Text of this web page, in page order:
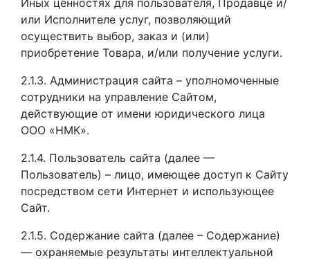
Иных ценностях для пользователя, Продавце и/
или Исполнителе услуг, позволяющий
осуществить выбор, заказ и (или)
приобретение Товара, и/или получение услуги.
2.1.3. Администрация сайта – уполномоченные
сотрудники на управление Сайтом,
действующие от имени юридического лица
ООО «НМК».
2.1.4. Пользователь сайта (далее —
Пользователь) – лицо, имеющее доступ к Сайту
посредством сети Интернет и использующее
Сайт.
2.1.5. Содержание сайта (далее – Содержание)
— охраняемые результаты интеллектуальной